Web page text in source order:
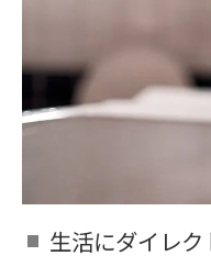
生活にダイレ